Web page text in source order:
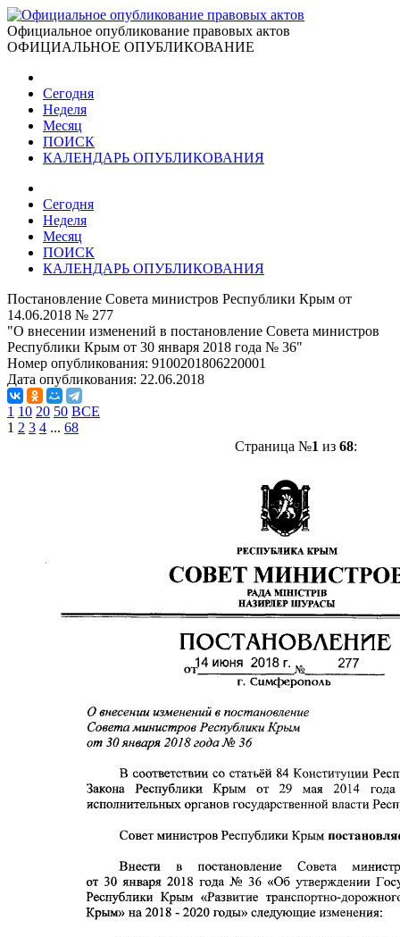
Официальное опубликование правовых актов
ОФИЦИАЛЬНОЕ ОПУБЛИКОВАНИЕ
Сегодня
Неделя
Месяц
ПОИСК
КАЛЕНДАРЬ ОПУБЛИКОВАНИЯ
Сегодня
Неделя
Месяц
ПОИСК
КАЛЕНДАРЬ ОПУБЛИКОВАНИЯ
Постановление Совета министров Республики Крым от
14.06.2018 № 277
"О внесении изменений в постановление Совета министров
Республики Крым от 30 января 2018 года № 36"
Номер опубликования: 9100201806220001
Дата опубликования: 22.06.2018
1 10 20 50 ВСЕ
1 2 3 4 ... 68
Страница №1 из 68: